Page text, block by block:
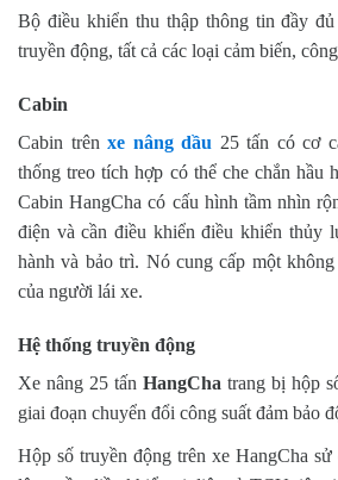
Bộ điều khiển thu thập thông tin đầy
truyền động, tất cả các loại cảm biến,
Cabin
Cabin trênxe nâng dầu 25 tấn có cơ
thống treo tích hợp có thể che chắn hầu
Cabin HangCha có cấu hình tầm nhìn
điện và cần điều khiển điều khiển thủy
hành và bảo trì. Nó cung cấp một
của người lái xe.
Hệ thống truyền động
Xe nâng 25 tấn HangCha trang bị hộp
giai đoạn chuyển đổi công suất đảm bảo
Hộp số truyền động trên xe HangCha